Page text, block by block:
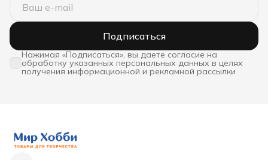
Подписаться
Нажимая «Подписаться», вы даете согласие на
обработку указанных персональных данных в целях
получения информационной и рекламной рассылки